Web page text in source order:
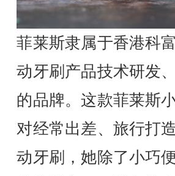
菲莱斯隶属于香港科
动牙刷产品技术研发
的品牌。这款菲莱斯
对经常出差、旅行打
动牙刷，她除了小巧